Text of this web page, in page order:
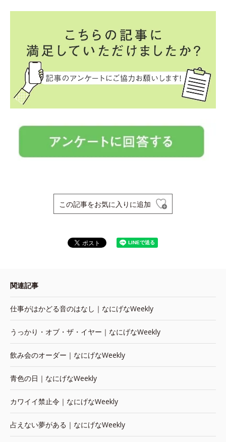
この記事をお気に入りに追加
関連記事
仕事がはかどる音のはなし｜なにげなWeekly
うっかり・オブ・ザ・イヤー｜なにげなWeekly
飲み会のオーダー｜なにげなWeekly
青色の日｜なにげなWeekly
カワイイ禁止令｜なにげなWeekly
占えない夢がある｜なにげなWeekly